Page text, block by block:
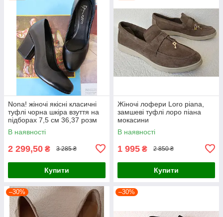
Nona! жіночі якісні класичні
туфлі чорна шкіра взуття на
підборах 7,5 см 36,37 розм
В наявності
2 299,50 ₴ 3 285 ₴
Купити
Жіночі лофери Loro piana,
замшеві туфлі лоро піана
мокасини
В наявності
1 995 ₴ 2 850 ₴
Купити
–30% –30%